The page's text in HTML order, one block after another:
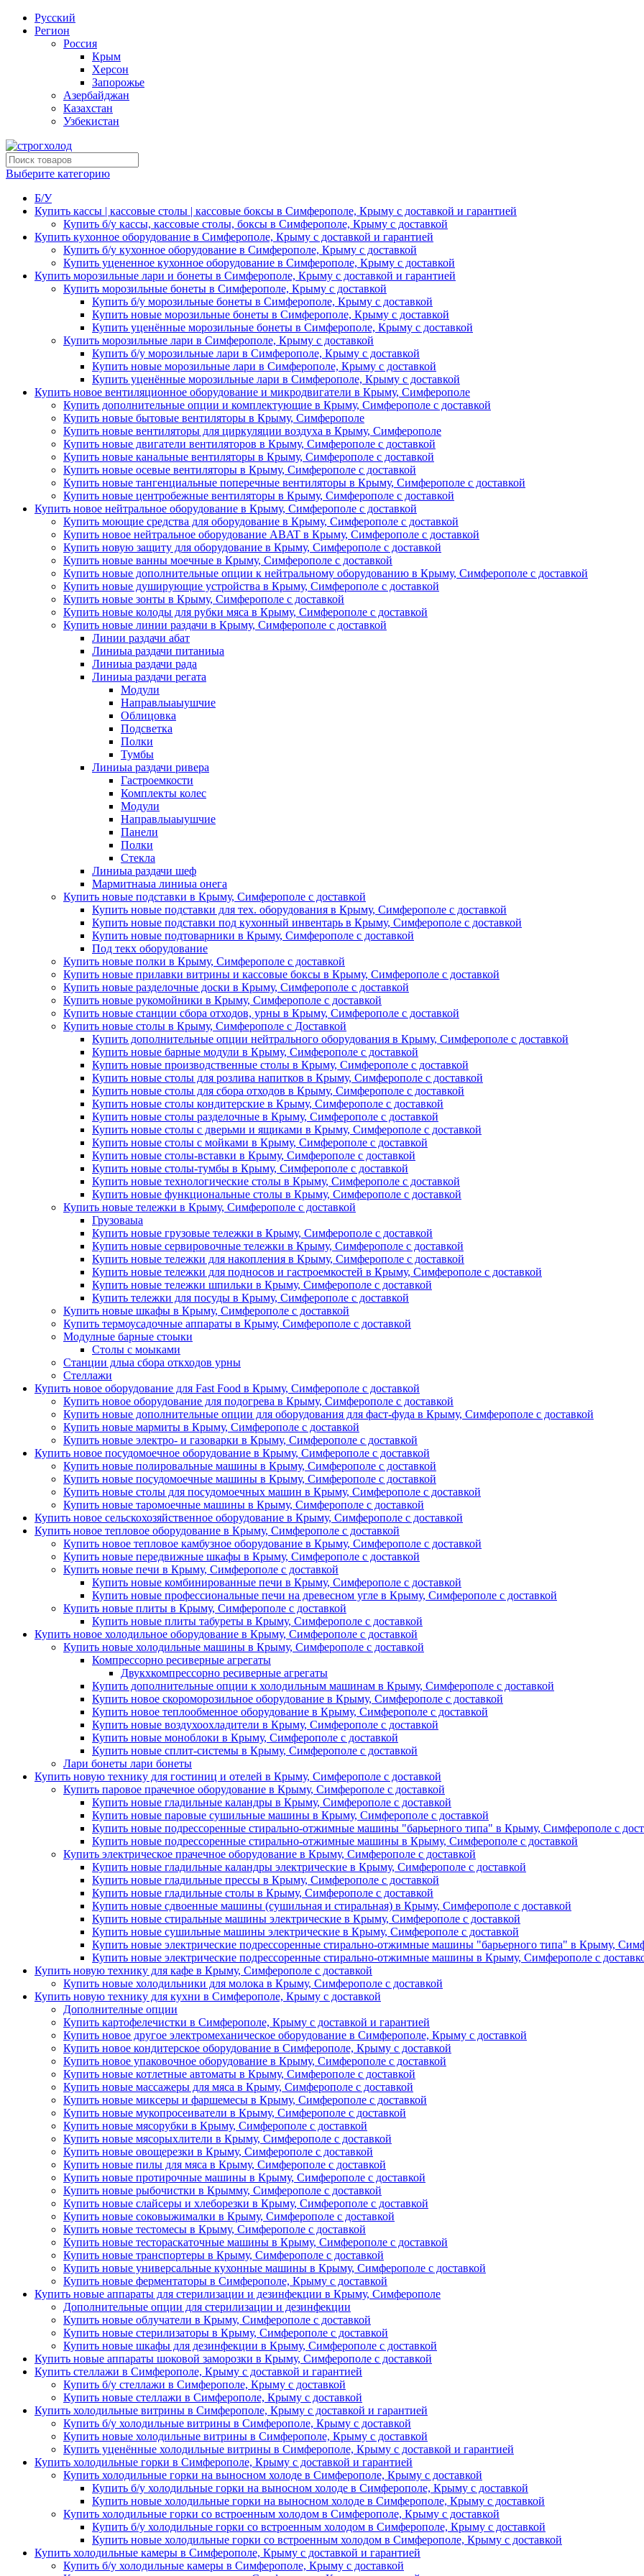
Русский
Регион
Россия
Крым
Херсон
Запорожье
Азербайджан
Казахстан
Узбекистан
Выберите категорию
Б/У
Купить кассы | кассовые столы | кассовые боксы в Симферополе, Крыму с доставкой и гарантией
Купить б/у кассы, кассовые столы, боксы в Симферополе, Крыму с доставкой
Купить кухонное оборудование в Симферополе, Крыму с доставкой и гарантией
Купить б/у кухонное оборудование в Симферополе, Крыму с доставкой
Купить уцененное кухонное оборудование в Симферополе, Крыму с доставкой
Купить морозильные лари и бонеты в Симферополе, Крыму с доставкой и гарантией
Купить морозильные бонеты в Симферополе, Крыму с доставкой
Купить б/у морозильные бонеты в Симферополе, Крыму с доставкой
Купить новые морозильные бонеты в Симферополе, Крыму с доставкой
Купить уценённые морозильные бонеты в Симферополе, Крыму с доставкой
Купить морозильные лари в Симферополе, Крыму с доставкой
Купить б/у морозильные лари в Симферополе, Крыму с доставкой
Купить новые морозильные лари в Симферополе, Крыму с доставкой
Купить уценённые морозильные лари в Симферополе, Крыму с доставкой
Купить новое вентиляционное оборудование и микродвигатели в Крыму, Симферополе
Купить дополнительные опции и комплектующие в Крыму, Симферополе с доставкой
Купить новые бытовые вентиляторы в Крыму, Симферополе
Купить новые вентиляторы для циркуляции воздуха в Крыму, Симферополе
Купить новые двигатели вентиляторов в Крыму, Симферополе с доставкой
Купить новые канальные вентиляторы в Крыму, Симферополе с доставкой
Купить новые осевые вентиляторы в Крыму, Симферополе с доставкой
Купить новые тангенциальные поперечные вентиляторы в Крыму, Симферополе с доставкой
Купить новые центробежные вентиляторы в Крыму, Симферополе с доставкой
Купить новое нейтральное оборудование в Крыму, Симферополе с доставкой
Купить моющие средства для оборудование в Крыму, Симферополе с доставкой
Купить новое нейтральное оборудование ABAT в Крыму, Симферополе с доставкой
Купить новую защиту для оборудование в Крыму, Симферополе с доставкой
Купить новые ванны моечные в Крыму, Симферополе с доставкой
Купить новые дополнительные опции к нейтральному оборудованию в Крыму, Симферополе с доставкой
Купить новые душирующие устройства в Крыму, Симферополе с доставкой
Купить новые зонты в Крыму, Симферополе с доставкой
Купить новые колоды для рубки мяса в Крыму, Симферополе с доставкой
Купить новые линии раздачи в Крыму, Симферополе с доставкой
Линии раздачи абат
Линиыа раздачи питаниыа
Линиыа раздачи рада
Линиыа раздачи регата
Модули
Направлыаыушчие
Облицовка
Подсветка
Полки
Тумбы
Линиыа раздачи ривера
Гастроемкости
Комплекты колес
Модули
Направлыаыушчие
Панели
Полки
Стекла
Линиыа раздачи шеф
Мармитнаыа линиыа онега
Купить новые подставки в Крыму, Симферополе с доставкой
Купить новые подставки для тех. оборудования в Крыму, Симферополе с доставкой
Купить новые подставки под кухонный инвентарь в Крыму, Симферополе с доставкой
Купить новые подтоварники в Крыму, Симферополе с доставкой
Под текх оборудование
Купить новые полки в Крыму, Симферополе с доставкой
Купить новые прилавки витрины и кассовые боксы в Крыму, Симферополе с доставкой
Купить новые разделочные доски в Крыму, Симферополе с доставкой
Купить новые рукомойники в Крыму, Симферополе с доставкой
Купить новые станции сбора отходов, урны в Крыму, Симферополе с доставкой
Купить новые столы в Крыму, Симферополе с Доставкой
Купить дополнительные опции нейтрального оборудования в Крыму, Симферополе с доставкой
Купить новые барные модули в Крыму, Симферополе с доставкой
Купить новые производственные столы в Крыму, Симферополе с доставкой
Купить новые столы для розлива напитков в Крыму, Симферополе с доставкой
Купить новые столы для сбора отходов в Крыму, Симферополе с доставкой
Купить новые столы кондитерские в Крыму, Симферополе с доставкой
Купить новые столы разделочные в Крыму, Симферополе с доставкой
Купить новые столы с дверьми и ящиками в Крыму, Симферополе с доставкой
Купить новые столы с мойками в Крыму, Симферополе с доставкой
Купить новые столы-вставки в Крыму, Симферополе с доставкой
Купить новые столы-тумбы в Крыму, Симферополе с доставкой
Купить новые технологические столы в Крыму, Симферополе с доставкой
Купить новые функциональные столы в Крыму, Симферополе с доставкой
Купить новые тележки в Крыму, Симферополе с доставкой
Грузоваыа
Купить новые грузовые тележки в Крыму, Симферополе с доставкой
Купить новые сервировочные тележки в Крыму, Симферополе с доставкой
Купить новые тележки для накопления в Крыму, Симферополе с доставкой
Купить новые тележки для подносов и гастроемкостей в Крыму, Симферополе с доставкой
Купить новые тележки шпильки в Крыму, Симферополе с доставкой
Купить тележки для посуды в Крыму, Симферополе с доставкой
Купить новые шкафы в Крыму, Симферополе с доставкой
Купить термоусадочные аппараты в Крыму, Симферополе с доставкой
Модулные барные стоыки
Столы с моыками
Станции длыа сбора откходов урны
Стеллажи
Купить новое оборудование для Fast Food в Крыму, Симферополе с доставкой
Купить новое оборудование для подогрева в Крыму, Симферополе с доставкой
Купить новые дополнительные опции для оборудования для фаст-фуда в Крыму, Симферополе с доставкой
Купить новые мармиты в Крыму, Симферополе с доставкой
Купить новые электро- и газоварки в Крыму, Симферополе с доставкой
Купить новое посудомоечное оборудование в Крыму, Симферополе с доставкой
Купить новые полировальные машины в Крыму, Симферополе с доставкой
Купить новые посудомоечные машины в Крыму, Симферополе с доставкой
Купить новые столы для посудомоечных машин в Крыму, Симферополе с доставкой
Купить новые таромоечные машины в Крыму, Симферополе с доставкой
Купить новое сельскохозяйственное оборудование в Крыму, Симферополе с доставкой
Купить новое тепловое оборудование в Крыму, Симферополе с доставкой
Купить новое тепловое камбузное оборудование в Крыму, Симферополе с доставкой
Купить новые передвижные шкафы в Крыму, Симферополе с доставкой
Купить новые печи в Крыму, Симферополе с доставкой
Купить новые комбинированные печи в Крыму, Симферополе с доставкой
Купить новые профессиональные печи на древесном угле в Крыму, Симферополе с доставкой
Купить новые плиты в Крыму, Симферополе с доставкой
Купить новые плиты табуреты в Крыму, Симферополе с доставкой
Купить новое холодильное оборудование в Крыму, Симферополе с доставкой
Купить новые холодильные машины в Крыму, Симферополе с доставкой
Компрессорно ресиверные агрегаты
Двукхкомпрессорно ресиверные агрегаты
Купить дополнительные опции к холодильным машинам в Крыму, Симферополе с доставкой
Купить новое скороморозильное оборудование в Крыму, Симферополе с доставкой
Купить новое теплообменное оборудование в Крыму, Симферополе с доставкой
Купить новые воздухоохладители в Крыму, Симферополе с доставкой
Купить новые моноблоки в Крыму, Симферополе с доставкой
Купить новые сплит-системы в Крыму, Симферополе с доставкой
Лари бонеты лари бонеты
Купить новую технику для гостиниц и отелей в Крыму, Симферополе с доставкой
Купить паровое прачечное оборудование в Крыму, Симферополе с доставкой
Купить новые гладильные каландры в Крыму, Симферополе с доставкой
Купить новые паровые сушильные машины в Крыму, Симферополе с доставкой
Купить новые подрессоренные стирально-отжимные машины "барьерного типа" в Крыму, Симферополе с
Купить новые подрессоренные стирально-отжимные машины в Крыму, Симферополе с доставкой
Купить электрическое прачечное оборудование в Крыму, Симферополе с доставкой
Купить новые гладильные каландры электрические в Крыму, Симферополе с доставкой
Купить новые гладильные прессы в Крыму, Симферополе с доставкой
Купить новые гладильные столы в Крыму, Симферополе с доставкой
Купить новые сдвоенные машины (сушильная и стиральная) в Крыму, Симферополе с доставкой
Купить новые стиральные машины электрические в Крыму, Симферополе с доставкой
Купить новые сушильные машины электрические в Крыму, Симферополе с доставкой
Купить новые электрические подрессоренные стирально-отжимные машины "барьерного типа" в Крыму,
Купить новые электрические подрессоренные стирально-отжимные машины в Крыму, Симферополе с
Купить новую технику для кафе в Крыму, Симферополе с доставкой
Купить новые холодильники для молока в Крыму, Симферополе с доставкой
Купить новую технику для кухни в Симферополе, Крыму с доставкой
Дополнителные опции
Купить картофелечистки в Симферополе, Крыму с доставкой и гарантией
Купить новое другое электромеханическое оборудование в Симферополе, Крыму с доставкой
Купить новое кондитерское оборудование в Симферополе, Крыму с доставкой
Купить новое упаковочное оборудование в Крыму, Симферополе с доставкой
Купить новые котлетные автоматы в Крыму, Симферополе с доставкой
Купить новые массажеры для мяса в Крыму, Симферополе с доставкой
Купить новые миксеры и фаршемесы в Крыму, Симферополе с доставкой
Купить новые мукопросеиватели в Крыму, Симферополе с доставкой
Купить новые мясорубки в Крыму, Симферополе с доставкой
Купить новые мясорыхлители в Крыму, Симферополе с доставкой
Купить новые овощерезки в Крыму, Симферополе с доставкой
Купить новые пилы для мяса в Крыму, Симферополе с доставкой
Купить новые протирочные машины в Крыму, Симферополе с доставкой
Купить новые рыбочистки в Крымму, Симферополе с доставкой
Купить новые слайсеры и хлеборезки в Крыму, Симферополе с доставкой
Купить новые соковыжималки в Крыму, Симферополе с доставкой
Купить новые тестомесы в Крыму, Симферополе с доставкой
Купить новые тестораскаточные машины в Крыму, Симферополе с доставкой
Купить новые транспортеры в Крыму, Симферополе с доставкой
Купить новые универсальные кухонные машины в Крыму, Симферополе с доставкой
Купить новые ферментаторы в Симферополе, Крыму с доставкой
Купить новые аппараты для стерилизации и дезинфекции в Крыму, Симферополе
Дополнительные опции для стерилизации и дезинфекции
Купить новые облучатели в Крыму, Симферополе с доставкой
Купить новые стерилизаторы в Крыму, Симферополе с доставкой
Купить новые шкафы для дезинфекции в Крыму, Симферополе с доставкой
Купить новые аппараты шоковой заморозки в Крыму, Симферополе с доставкой
Купить стеллажи в Симферополе, Крыму с доставкой и гарантией
Купить б/у стеллажи в Симферополе, Крыму с доставкой
Купить новые стеллажи в Симферополе, Крыму с доставкой
Купить холодильные витрины в Симферополе, Крыму с доставкой и гарантией
Купить б/у холодильные витрины в Симферополе, Крыму с доставкой
Купить новые холодильные витрины в Симферополе, Крыму с доставкой
Купить уценённые холодильные витрины в Симферополе, Крыму с доставкой и гарантией
Купить холодильные горки в Симферополе, Крыму с доставкой и гарантией
Купить холодильные горки на выносном холоде в Симферополе, Крыму с доставкой
Купить б/у холодильные горки на выносном холоде в Симферополе, Крыму с доставкой
Купить новые холодильные горки на выносном холоде в Симферополе, Крыму с доставкой
Купить холодильные горки со встроенным холодом в Симферополе, Крыму с доставкой
Купить б/у холодильные горки со встроенным холодом в Симферополе, Крыму с доставкой
Купить новые холодильные горки со встроенным холодом в Симферополе, Крыму с доставкой
Купить холодильные камеры в Симферополе, Крыму с доставкой и гарантией
Купить б/у холодильные камеры в Симферополе, Крыму с доставкой